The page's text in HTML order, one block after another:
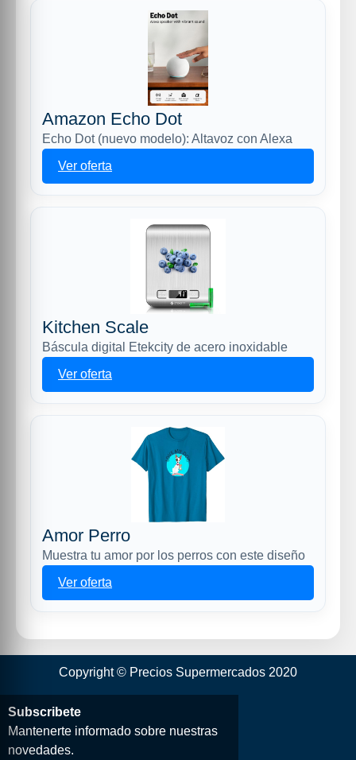
Amazon Echo Dot
Echo Dot (nuevo modelo): Altavoz con Alexa
Ver oferta
Kitchen Scale
Báscula digital Etekcity de acero inoxidable
Ver oferta
Amor Perro
Muestra tu amor por los perros con este diseño
Ver oferta
Copyright © Precios Supermercados 2020
Subscribete
Mantenerte informado sobre nuestras
novedades.